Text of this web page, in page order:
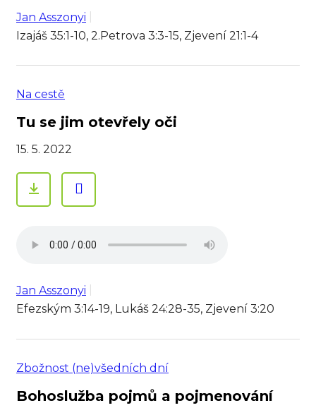
Jan Asszonyi
Izajáš 35:1-10, 2.Petrova 3:3-15, Zjevení 21:1-4
Na cestě
Tu se jim otevřely oči
15. 5. 2022
Jan Asszonyi
Efezským 3:14-19, Lukáš 24:28-35, Zjevení 3:20
Zbožnost (ne)všedních dní
Bohoslužba pojmů a pojmenování